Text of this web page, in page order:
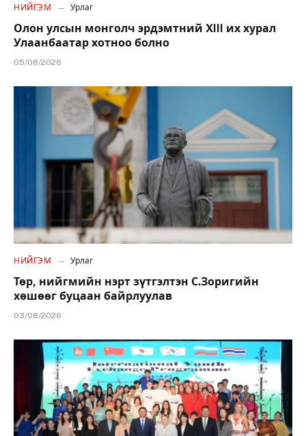
НИЙГЭМ Урлаг
Олон улсын монголч эрдэмтний XIII их хурал
Улаанбаатар хотноо болно
05/08/2026
НИЙГЭМ Урлаг
Төр, нийгмийн нэрт зүтгэлтэн С.Зоригийн
хөшөөг буцаан байрлуулав
03/08/2026